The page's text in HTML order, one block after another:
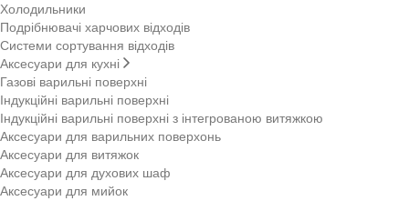
Холодильники
Подрібнювачі харчових відходів
Системи сортування відходів
Аксесуари для кухні
Газові варильні поверхні
Індукційні варильні поверхні
Індукційні варильні поверхні з інтегрованою витяжкою
Аксесуари для варильних поверхонь
Аксесуари для витяжок
Аксесуари для духових шаф
Аксесуари для мийок